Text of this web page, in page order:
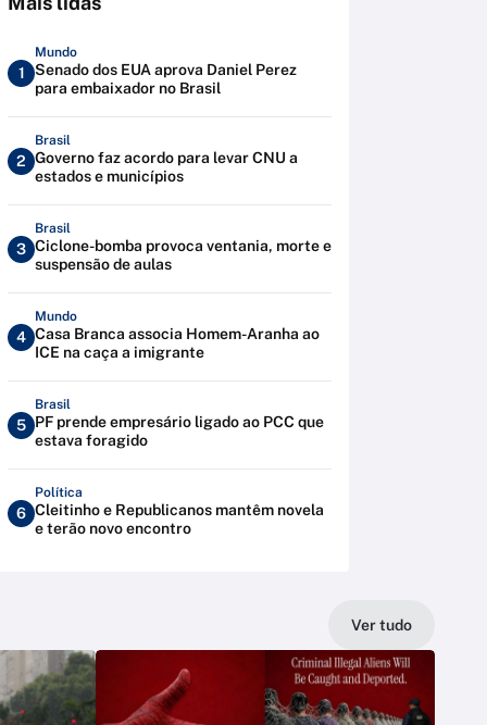
1
Mundo
Senado dos EUA aprova Daniel Perez
para embaixador no Brasil
2
Brasil
Governo faz acordo para levar CNU a
estados e municípios
3
Brasil
Ciclone-bomba provoca ventania, morte e
suspensão de aulas
4
Mundo
Casa Branca associa Homem-Aranha ao
ICE na caça a imigrante
5
Brasil
PF prende empresário ligado ao PCC que
estava foragido
6
Política
Cleitinho e Republicanos mantêm novela
e terão novo encontro
Ver tudo